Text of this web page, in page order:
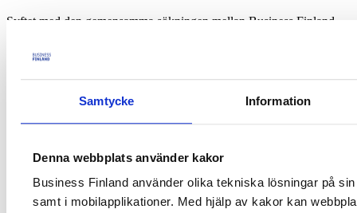
Samtycke Information
Denna webbplats använder kakor
Business Finland använder olika tekniska lösningar på
samt i mobilapplikationer. Med hjälp av kakor kan
Syftet med den gemensamma sökningen mellan Business Finland
innovationsprojekt mellan små och medelstora företag. Sökningen är
öppen igen och avslutas 15.9.2025. Anslut i sökkaraktärerna!
Utnyttja också matchmaking-plattformen för
medelstora företag att skapa kontakter, dela projektidéer och hitta
lämpliga partners.